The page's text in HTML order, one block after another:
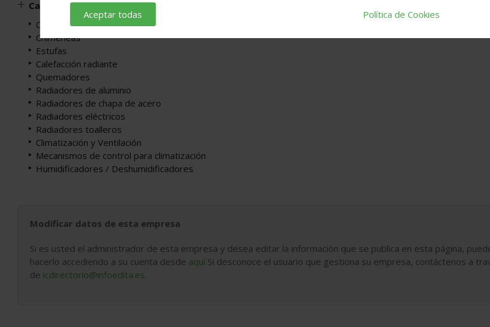
Calefacción, ACS, climatización, ventilación
Calefacción y A.C.S.
Chimeneas
Estufas
Calefacción radiante
Quemadores
Radiadores de aluminio
Radiadores de chapa de acero
Radiadores eléctricos
Radiadores toalleros
Climatización y Ventilación
Mecanismos de control para climatización
Humidificadores / Deshumidificadores
Modificar datos de esta empresa
Si es usted el administrador de esta empresa y desea editar la información que se publica en esta página,
hacerlo accediendo a su cuenta desde aquí Si desconoce el usuario que gestiona su empresa, contáctenos a
de icdirectorio@infoedita.es.
Aceptar todas Política de Cookies